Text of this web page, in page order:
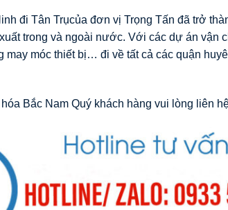
đi Tân Trụcủa đơn vị Trọng Tấn đã trở
trong và ngoài nước. Với các dự án vận
may móc thiết bị… đi về tất cả các quận
Bắc Nam Quý khách hàng vui lòng liên